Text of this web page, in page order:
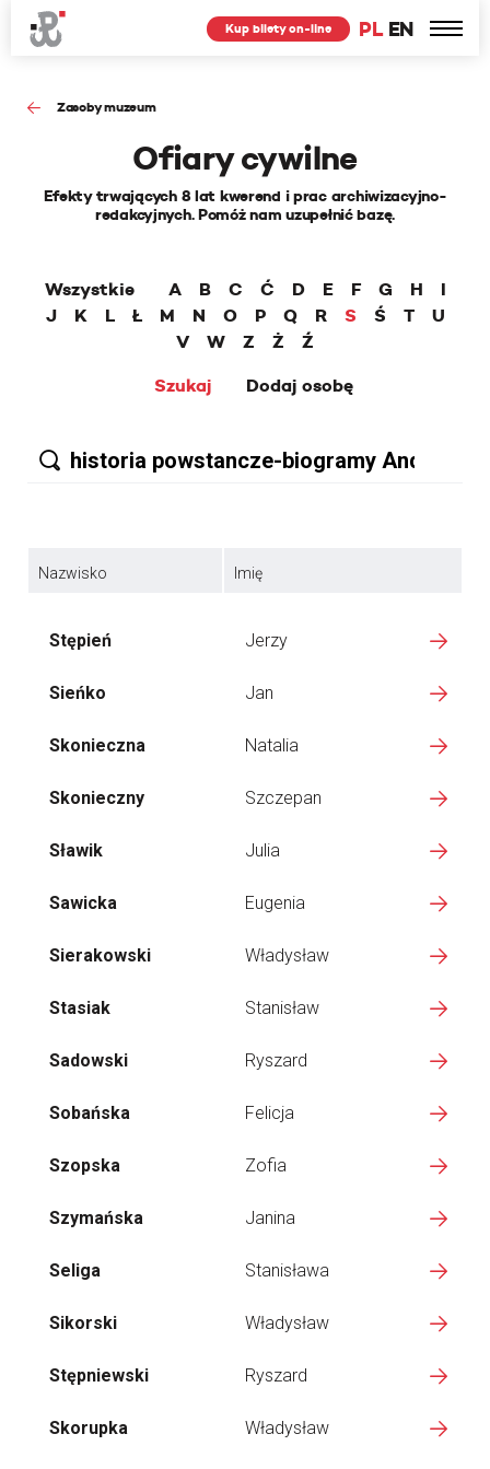
PL EN
Kup bilety on-line
Zasoby muzeum
Ofiary cywilne
Efekty trwających 8 lat kwerend i prac archiwizacyjno-
redakcyjnych. Pomóż nam uzupełnić bazę.
Wszystkie A B C Ć D E F G H
I
J
K L Ł M N O P Q R S Ś T
U
V
W Z Ż
Ź
Szukaj
Dodaj osobę
Nazwisko Imię
Stępień Jerzy
Sieńko Jan
Skonieczna Natalia
Skonieczny Szczepan
Sławik Julia
Sawicka Eugenia
Sierakowski Władysław
Stasiak Stanisław
Sadowski Ryszard
Sobańska Felicja
Szopska Zofia
Szymańska Janina
Seliga Stanisława
Sikorski Władysław
Stępniewski Ryszard
Skorupka Władysław